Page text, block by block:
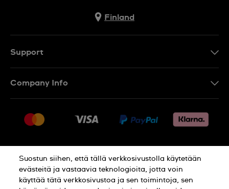
Finland
Support
Palautukset
Myyntiehdot
Withdraw from contract
Company Info
Jobs
Suostun siihen, että tällä verkkosivustolla käytetään
evästeitä ja vastaavia teknologioita, jotta voin
käyttää tätä verkkosivustoa ja sen toimintoja, sen